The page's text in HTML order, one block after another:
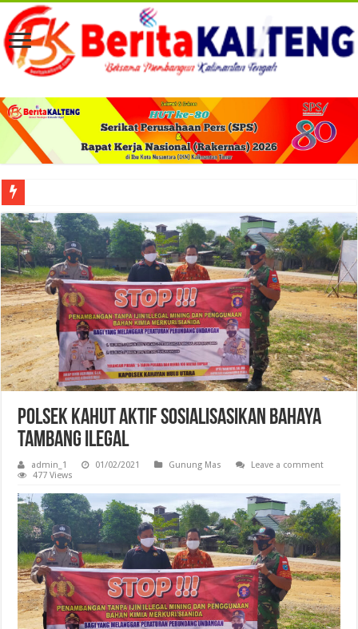
Viral! Selama Dua Bulan Lebih Siltap Serta Tunjangan Pemdes dan BPD di
Polsek Kahut Aktif Sosialisasikan Bahaya
Tambang Ilegal
admin_1 01/02/2021 Gunung Mas
Leave a comment
477 Views